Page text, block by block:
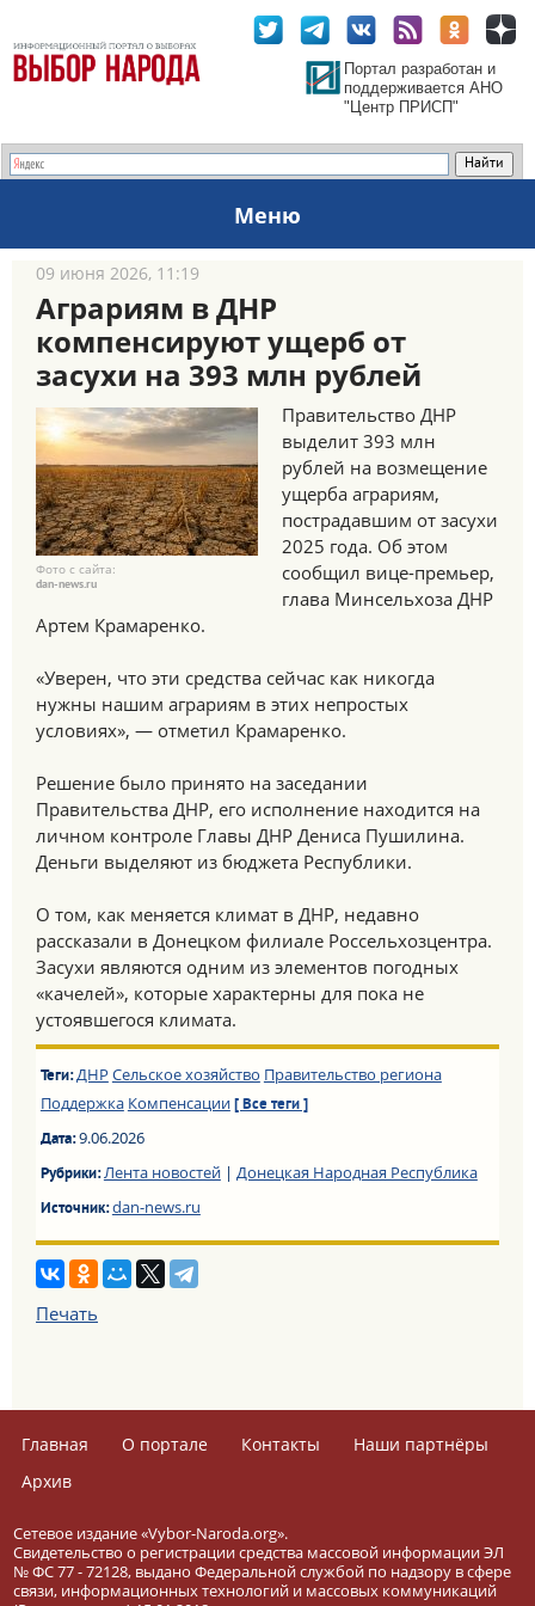
Портал разработан и
поддерживается АНО
"Центр ПРИСП"
Меню
09 июня 2026, 11:19
Аграриям в ДНР
компенсируют ущерб от
засухи на 393 млн рублей
Фото с сайта:
dan-news.ru
Правительство ДНР
выделит 393 млн
рублей на возмещение
ущерба аграриям,
пострадавшим от засухи
2025 года. Об этом
сообщил вице-премьер,
глава Минсельхоза ДНР
Артем Крамаренко.
«Уверен, что эти средства сейчас как никогда
нужны нашим аграриям в этих непростых
условиях», — отметил Крамаренко.
Решение было принято на заседании
Правительства ДНР, его исполнение находится на
личном контроле Главы ДНР Дениса Пушилина.
Деньги выделяют из бюджета Республики.
О том, как меняется климат в ДНР, недавно
рассказали в Донецком филиале Россельхозцентра.
Засухи являются одним из элементов погодных
«качелей», которые характерны для пока не
устоявшегося климата.
Теги:ДНР Сельское хозяйство Правительство региона
Поддержка Компенсации [ Все теги ]
Дата:9.06.2026
Рубрики:Лента новостей| Донецкая Народная Республика
Источник:dan-news.ru
Печать
Главная О портале Контакты
Наши партнёры
Архив
Сетевое издание «Vybor-Naroda.org».
Свидетельство о регистрации средства массовой информации ЭЛ
№ ФС 77 - 72128, выдано Федеральной службой по надзору в сфере
связи, информационных технологий и массовых коммуникаций